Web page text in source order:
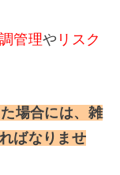
管理や リスク
場合には、雑
ばなりませ